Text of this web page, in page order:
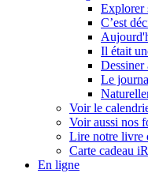
Explorer
C’est
Il était
Dessiner
Le
Voir le
Voir aussi nos
Lire notre livre
Carte cadeau
En ligne